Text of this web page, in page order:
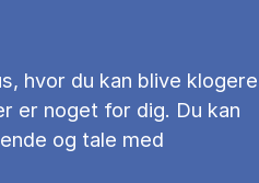
hvor du kan blive klogere
er noget for dig. Du kan
og tale med